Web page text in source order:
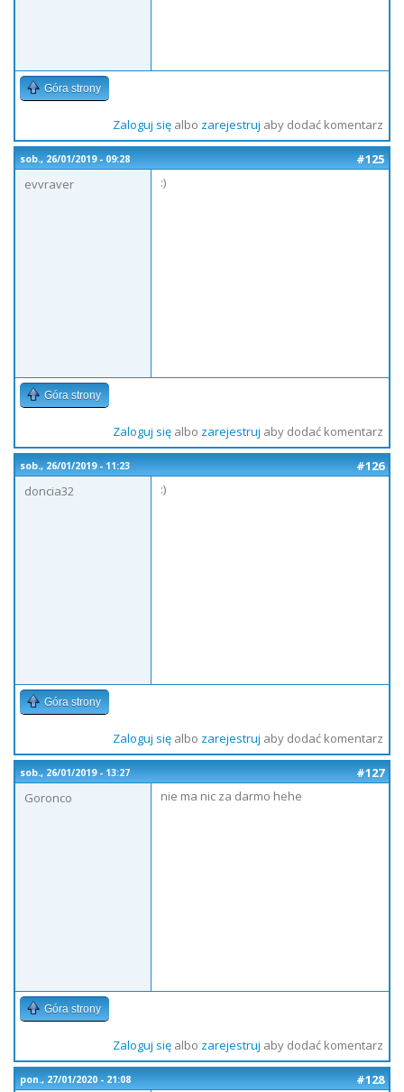
Góra strony
Zaloguj sięalbo zarejestruj aby dodać komentarz
sob., 26/01/2019 - 09:28
#125
evvraver
:)
Góra strony
Zaloguj sięalbo zarejestruj aby dodać komentarz
sob., 26/01/2019 - 11:23
#126
doncia32
:)
Góra strony
Zaloguj sięalbo zarejestruj aby dodać komentarz
sob., 26/01/2019 - 13:27
#127
Goronco
nie ma nic za darmo hehe
Góra strony
Zaloguj sięalbo zarejestruj aby dodać komentarz
pon., 27/01/2020 - 21:08
#128